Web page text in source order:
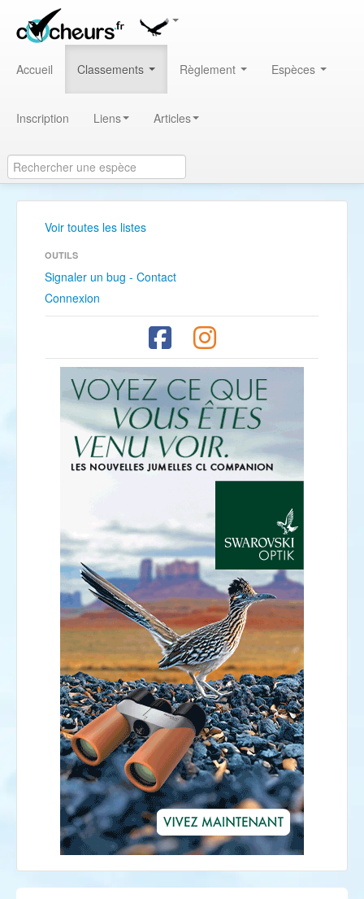
Accueil Classements Règlement Espèces
Inscription Liens Articles
Voir toutes les listes
OUTILS
Signaler un bug - Contact
Connexion